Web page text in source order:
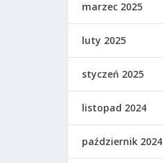
marzec 2025
luty 2025
styczeń 2025
listopad 2024
październik 2024